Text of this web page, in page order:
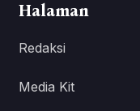
Halaman
Redaksi
Media Kit